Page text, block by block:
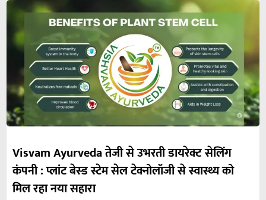
Visvam Ayurveda तेजी से उभरती डायरेक्ट सेलिंग
कंपनी : प्लांट बेस्ड स्टेम सेल टेक्नोलॉजी से स्वास्थ्य को
मिल रहा नया सहारा